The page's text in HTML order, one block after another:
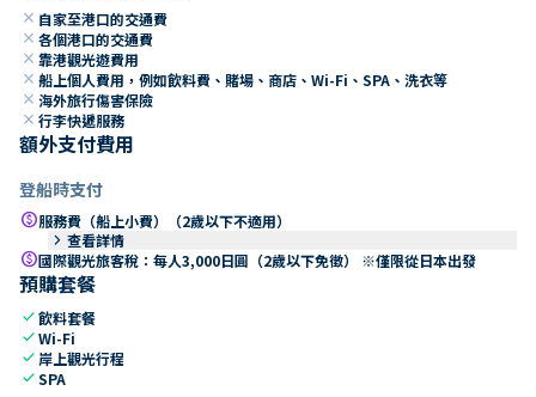
close 自家至港口的交通費
close 各個港口的交通費
close 靠港觀光遊費用
close 船上個人費用，例如飲料費、賭場、商店、Wi-Fi、SPA、洗衣等
close 海外旅行傷害保險
close 行李快遞服務
額外支付費用
登船時支付
paid服務費（船上小費）（2歲以下不適用）
keyboard_arrow_right 查看詳情
paid國際觀光旅客稅：每人3,000日圓（2歲以下免徵） ※僅限從日本出發
預購套餐
check飲料套餐
checkWi-Fi
check 岸上觀光行程
checkSPA